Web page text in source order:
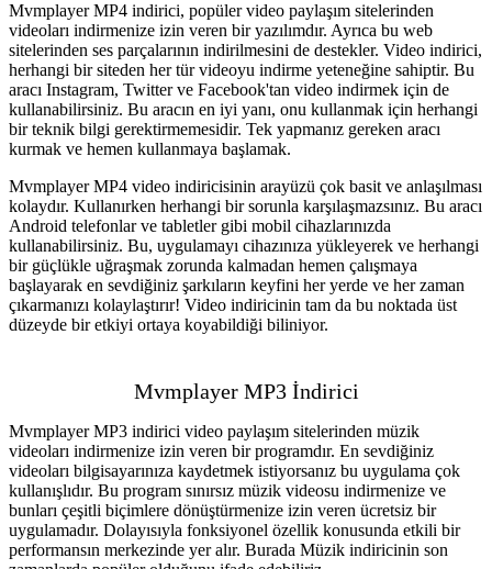
Mvmplayer MP4 indirici, popüler video paylaşım sitelerinden
videoları indirmenize izin veren bir yazılımdır. Ayrıca bu web
sitelerinden ses parçalarının indirilmesini de destekler. Video indirici,
herhangi bir siteden her tür videoyu indirme yeteneğine sahiptir. Bu
aracı Instagram, Twitter ve Facebook'tan video indirmek için de
kullanabilirsiniz. Bu aracın en iyi yanı, onu kullanmak için herhangi
bir teknik bilgi gerektirmemesidir. Tek yapmanız gereken aracı
kurmak ve hemen kullanmaya başlamak.
Mvmplayer MP4 video indiricisinin arayüzü çok basit ve anlaşılması
kolaydır. Kullanırken herhangi bir sorunla karşılaşmazsınız. Bu aracı
Android telefonlar ve tabletler gibi mobil cihazlarınızda
kullanabilirsiniz. Bu, uygulamayı cihazınıza yükleyerek ve herhangi
bir güçlükle uğraşmak zorunda kalmadan hemen çalışmaya
başlayarak en sevdiğiniz şarkıların keyfini her yerde ve her zaman
çıkarmanızı kolaylaştırır! Video indiricinin tam da bu noktada üst
düzeyde bir etkiyi ortaya koyabildiği biliniyor.
Mvmplayer MP3 İndirici
Mvmplayer MP3 indirici video paylaşım sitelerinden müzik
videoları indirmenize izin veren bir programdır. En sevdiğiniz
videoları bilgisayarınıza kaydetmek istiyorsanız bu uygulama çok
kullanışlıdır. Bu program sınırsız müzik videosu indirmenize ve
bunları çeşitli biçimlere dönüştürmenize izin veren ücretsiz bir
uygulamadır. Dolayısıyla fonksiyonel özellik konusunda etkili bir
performansın merkezinde yer alır. Burada Müzik indiricinin son